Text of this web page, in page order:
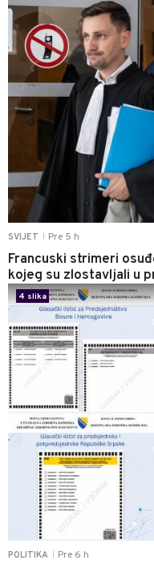
SVIJET Pre 5 h
Francuski strimeri
kojeg su zlostavljali u
POLITIKA Pre 6 h
4 slika